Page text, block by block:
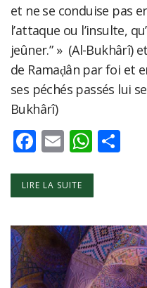
et ne se conduise pas
l’attaque ou l’insulte,
jeûner.” » (Al-Bukhârî)
de Ramaḍân par foi et
ses péchés passés lui
Bukhârî)
Facebook
Email
LIRE LA SUITE